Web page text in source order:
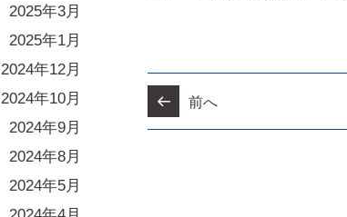
前へ
2025年3月
2025年1月
2024年12月
2024年10月
2024年9月
2024年8月
2024年5月